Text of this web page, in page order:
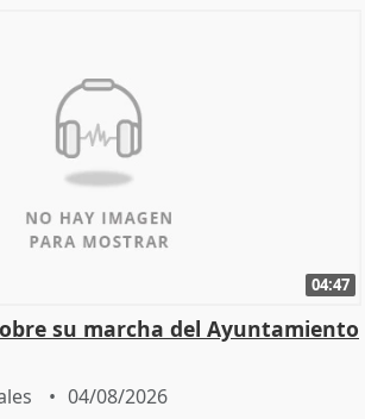
04:47
su marcha del Ayuntamiento
04/08/2026